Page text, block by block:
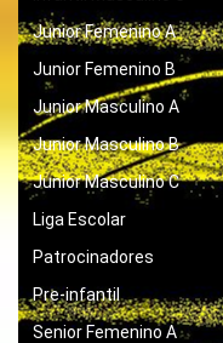
Junior Femenino A
Junior Femenino B
Junior Masculino A
Junior Masculino B
Junior Masculino C
Liga Escolar
Patrocinadores
Pre-infantil
Senior Femenino A